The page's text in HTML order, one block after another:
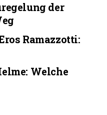
der
Ramazzotti:
Welche